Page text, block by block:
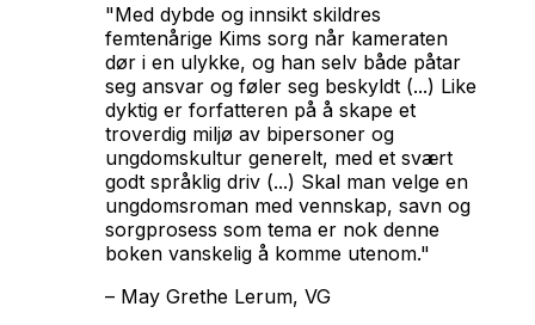
"Med dybde og innsikt skildres
femtenårige Kims sorg når kameraten
dør i en ulykke, og han selv både påtar
seg ansvar og føler seg beskyldt (...) Like
dyktig er forfatteren på å skape et
troverdig miljø av bipersoner og
ungdomskultur generelt, med et svært
godt språklig driv (...) Skal man velge en
ungdomsroman med vennskap, savn og
sorgprosess som tema er nok denne
boken vanskelig å komme utenom."
– May Grethe Lerum, VG